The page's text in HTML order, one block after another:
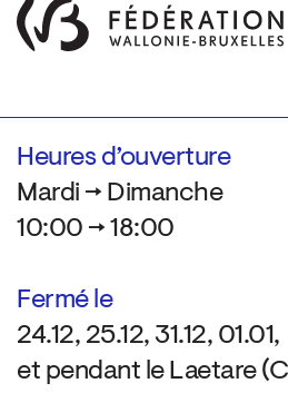
Heures d’ouverture
Mardi → Dimanche
10:00 → 18:00
Fermé le
24.12, 25.12, 31.12, 01.01,
et pendant le Laetare